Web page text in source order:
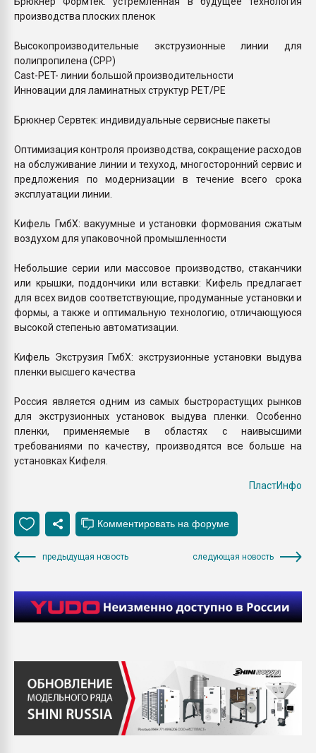
производства плоских пленок
Высокопроизводительные экструзионные линии для
полипропилена (CPP)
Cast-PET- линии большой производительности
Инновации для ламинатных структур PET/PE
Брюкнер Сервтек: индивидуальные сервисные пакеты
Оптимизация контроля производства, сокращение расходов
на обслуживание линии и техуход, многосторонний сервис и
предложения по модернизации в течение всего срока
эксплуатации линии.
Кифель ГмбХ: вакуумные и установки формования сжатым
воздухом для упаковочной промышленности
Небольшие серии или массовое производство, стаканчики
или крышки, поддончики или вставки: Кифель предлагает
для всех видов соответствующие, продуманные установки и
формы, а также и оптимальную технологию, отличающуюся
высокой степенью автоматизации.
Kифель Экструзия ГмбХ: экструзионные установки выдува
пленки высшего качества
Россия является одним из самых быстрорастущих рынков
для экструзионных установок выдува пленки. Особенно
пленки, применяемые в областях с наивысшими
требованиями по качеству, производятся все больше на
установках Кифеля.
ПластИнфо
предыдущая новость следующая новость